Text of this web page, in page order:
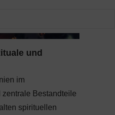
und
im
Bestandteile
spirituellen